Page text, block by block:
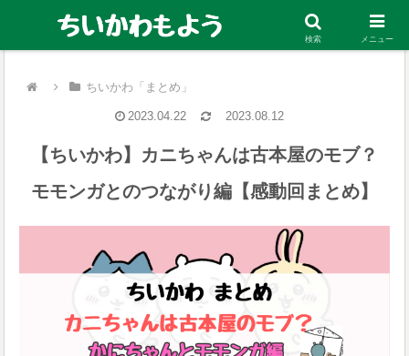
ちいかわの考察・まとめ、お得な電子マンガ情報を発信中！
ちいかわ「まとめ」
【ちいかわ】カニちゃんは古本屋のモブ？
モモンガとのつながり編【感動回まとめ】
2023.04.22 2023.08.12
検索 メニュー